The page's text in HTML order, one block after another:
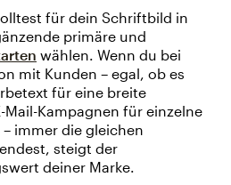
für dein Schriftbild in
primäre und
wählen. Wenn du bei
mit Kunden – egal, ob es
für eine breite
Mail-Kampagnen für einzelne
immer die gleichen
steigt der
deiner Marke.